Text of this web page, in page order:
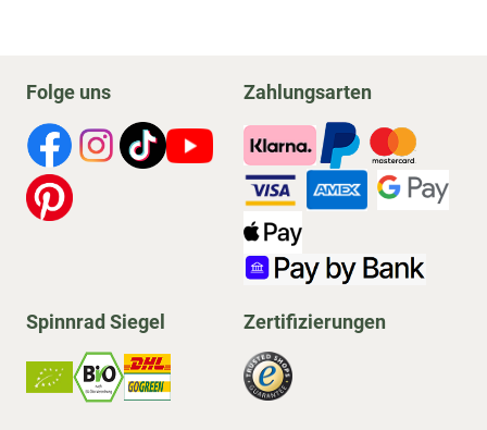
Folge uns Zahlungsarten
Spinnrad Siegel Zertifizierungen